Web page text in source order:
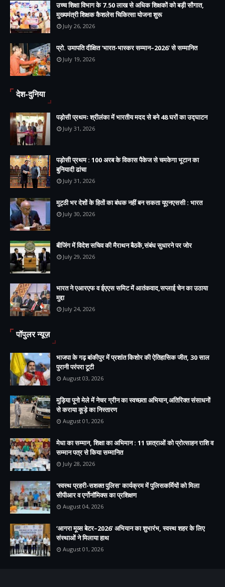
उच्च शिक्षा विभाग के 7.50 लाख से अधिक शिक्षकों को बड़ी सौगात,
मुख्यमंत्री शिक्षक कैशलेस चिकित्सा योजना शुरू
July 26, 2026
प्रो. उमापति दीक्षित 'भारत-भास्कर सम्मान–2026' से सम्मानित
July 19, 2026
देश-दुनिया
पड़ोसी प्रथमः श्रीलंका में भारतीय मदद से बने 48 घरों का उद्घाटन
July 31, 2026
पड़ोसी प्रथम : 100 अरब के विकास पैकेज से चमकेगा भूटान का
बुनियादी ढांचा
July 31, 2026
मुट्ठी भर देशों के हितों का बंधक नहीं बन सकता यूएनएससी : भारत
July 30, 2026
बीजिंग में विदेश सचिव की मैराथन बैठकें,संबंध सुधारने पर जोर
July 29, 2026
भारत ने एआरएफ व ईएएस समिट में आतंकवाद,सप्लाई चेन का उठाया
मुद्दा
July 24, 2026
पॉपुलर न्यूज़
भाजपा के गढ़ बांकीपुर में प्रशांत किशोर की ऐतिहासिक जीत, 30 साल
पुरानी परंपरा टूटी
August 03, 2026
मुड़िया पूनो मेले में नेचर ग्रीन का स्वच्छता अभियान,अतिरिक्त संसाधनों
से कराया कूड़े का निस्तारण
August 01, 2026
मेधा का सम्मान, शिक्षा का अभिमान : 11 छात्राओं को प्रोत्साहन राशि व
सम्मान पत्र से किया सम्मानित
July 28, 2026
'स्वस्थ प्रहरी-सशक्त पुलिस' कार्यक्रम में पुलिसकर्मियों को मिला
सीपीआर व एर्गोनॉमिक्स का प्रशिक्षण
August 04, 2026
‘आगरा मूव्स बेटर–2026’ अभियान का शुभारंभ, स्वस्थ शहर के लिए
संस्थाओं ने मिलाया हाथ
August 01, 2026